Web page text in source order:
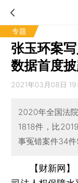
专题
张玉环案
数据首度
2021年03月08日
2020年全国法
1818件，比
事冤错案件34
【财新网